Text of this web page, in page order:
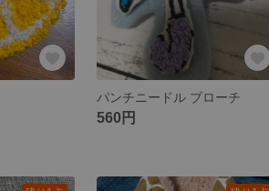
パンチニードル ブローチ
560円